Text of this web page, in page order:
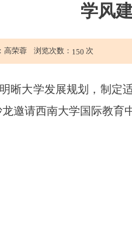
学风
高荣蓉 浏览次数： 150 次
晰大学发展规划， 制定
龙邀请西南大学国际教育